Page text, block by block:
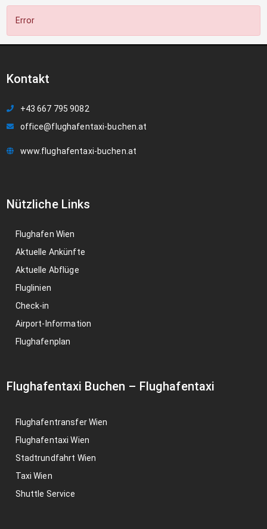
Error
Kontakt
+43 667 795 9082
office@flughafentaxi-buchen.at
www.flughafentaxi-buchen.at
Nützliche Links
Flughafen Wien
Aktuelle Ankünfte
Aktuelle Abflüge
Fluglinien
Check-in
Airport-Information
Flughafenplan
Flughafentaxi Buchen – Flughafentaxi
Flughafentransfer Wien
Flughafentaxi Wien
Stadtrundfahrt Wien
Taxi Wien
Shuttle Service